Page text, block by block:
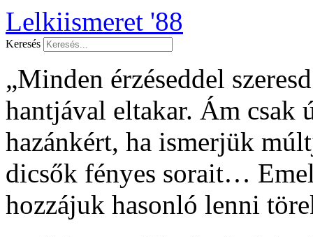
Lelkiismeret '88
Keresés
„Minden érzéseddel
hantjával eltakar. Ám csak
hazánkért, ha ismerjük
dicsők fényes sorait…
hozzájuk hasonló lenni